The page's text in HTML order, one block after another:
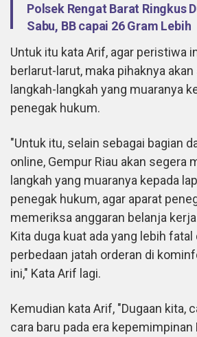
Polsek Rengat Barat Ringkus
Sabu, BB capai 26 Gram Lebih
Untuk itu kata Arif, agar peristiwa
berlarut-larut, maka pihaknya
langkah-langkah yang muaranya
penegak hukum.
"Untuk itu, selain sebagai bagian
online, Gempur Riau akan segera
langkah yang muaranya kepada
penegak hukum, agar aparat
memeriksa anggaran belanja
Kita duga kuat ada yang lebih
perbedaan jatah orderan di
ini," Kata Arif lagi.
Kemudian kata Arif, "Dugaan kita,
cara baru pada era